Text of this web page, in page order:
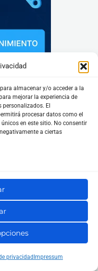
almacenar y/o acceder a la
mejorar la experiencia de
El
procesar datos como el
en este sitio. No consentir
a ciertas
privacidad Impressum
Buscar